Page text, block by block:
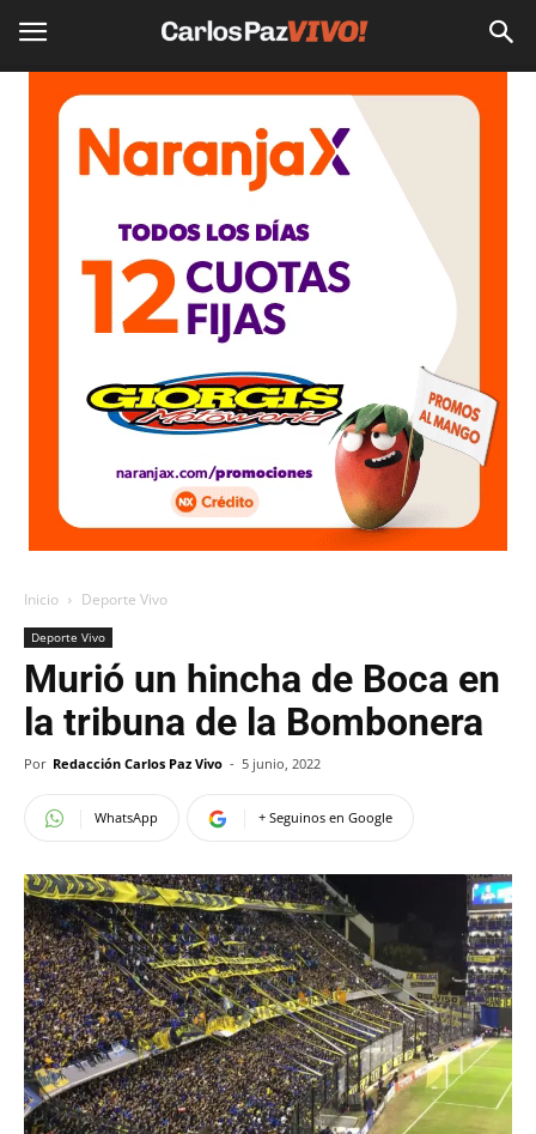
Inicio Deporte Vivo
Deporte Vivo
Murió un hincha de Boca en
la tribuna de la Bombonera
Por Redacción Carlos Paz Vivo - 5 junio, 2022
WhatsApp + Seguinos en Google